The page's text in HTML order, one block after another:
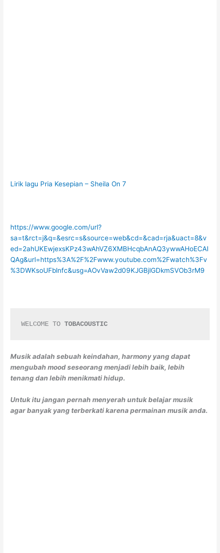
Lirik lagu Pria Kesepian – Sheila On 7
https://www.google.com/url?
sa=t&rct=j&q=&esrc=s&source=web&cd=&cad=rja&uact=8&v
ed=2ahUKEwjexsKPz43wAhVZ6XMBHcqbAnAQ3ywwAHoECAI
QAg&url=https%3A%2F%2Fwww.youtube.com%2Fwatch%3Fv
%3DWKsoUFblnfc&usg=AOvVaw2d09KJGBjlGDkmSVOb3rM9
WELCOME TO TOBACOUSTIC
Musik adalah sebuah keindahan, harmony yang dapat
mengubah mood seseorang menjadi lebih baik, lebih
tenang dan lebih menikmati hidup.
Untuk itu jangan pernah menyerah untuk belajar musik
agar banyak yang terberkati karena permainan musik anda.